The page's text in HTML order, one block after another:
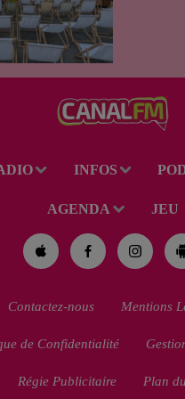
INFOS
AGENDA JEU
Contactez-nous Mentions
de Confidentialité
Régie Publicitaire Plan